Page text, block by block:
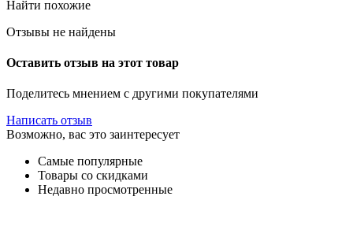
Найти похожие
Отзывы не найдены
Оставить отзыв на этот товар
Поделитесь мнением с другими покупателями
Написать отзыв
Возможно, вас это заинтересует
Самые популярные
Товары со скидками
Недавно просмотренные